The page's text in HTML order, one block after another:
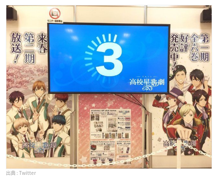
Twitter